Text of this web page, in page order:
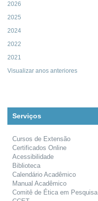
2026
2025
2024
2022
2021
Visualizar anos anteriores
Serviços
Cursos de Extensão
Certificados Online
Acessibilidade
Biblioteca
Calendário Acadêmico
Manual Acadêmico
Comitê de Ética em Pesquisa